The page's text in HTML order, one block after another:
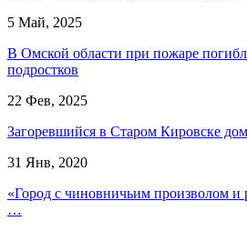
5 Май, 2025
В Омской области при пожаре
подростков
22 Фев, 2025
Загоревшийся в Старом Кировске
31 Янв, 2020
«Город с чиновничьим произволом и
…